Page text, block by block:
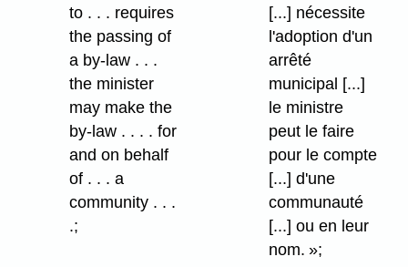
to . . . requires
the passing of
a by-law . . .
the minister
may make the
by-law . . . . for
and on behalf
of . . . a
community . . .
.;
[...] nécessite
l'adoption d'un
arrêté
municipal [...]
le ministre
peut le faire
pour le compte
[...] d'une
communauté
[...] ou en leur
nom. »;